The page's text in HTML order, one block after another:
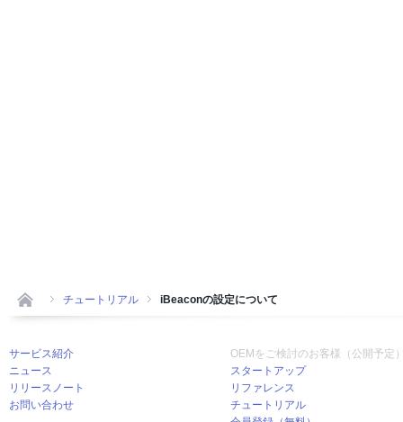
チュートリアル iBeaconの設定について
サービス紹介
ニュース
リリースノート
お問い合わせ
OEMをご検討のお客様（公開予定
スタートアップ
リファレンス
チュートリアル